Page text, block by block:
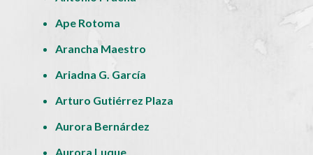
Ape Rotoma
Arancha Maestro
Ariadna G. García
Arturo Gutiérrez Plaza
Aurora Bernárdez
Aurora Luque